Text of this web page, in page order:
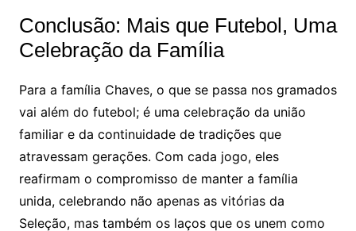
Conclusão: Mais que Futebol, Uma
Celebração da Família
Para a família Chaves, o que se passa nos gramados
vai além do futebol; é uma celebração da união
familiar e da continuidade de tradições que
atravessam gerações. Com cada jogo, eles
reafirmam o compromisso de manter a família
unida, celebrando não apenas as vitórias da
Seleção, mas também os laços que os unem como